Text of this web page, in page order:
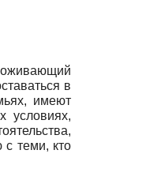
в
имеют
условиях,
теми, кто